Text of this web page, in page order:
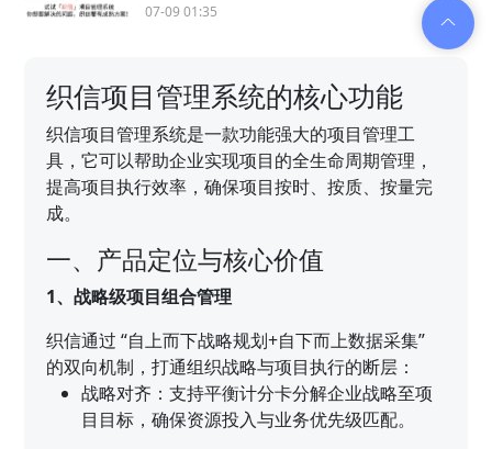
07-09 01:35
织信项目管理系统的核心功能
织信项目管理系统是一款功能强大的项目管理工
具，它可以帮助企业实现项目的全生命周期管理，
提高项目执行效率，确保项目按时、按质、按量完
成。
一、产品定位与核心价值
1、战略级项目组合管理
织信通过 “自上而下战略规划+自下而上数据采集”
的双向机制，打通组织战略与项目执行的断层：
战略对齐：支持平衡计分卡分解企业战略至项
目目标，确保资源投入与业务优先级匹配。